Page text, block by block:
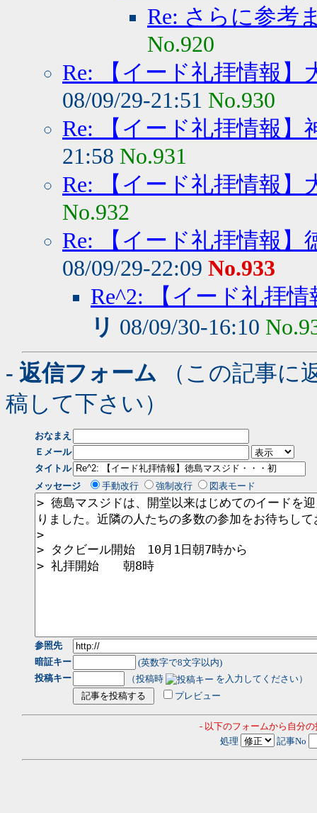
Re: さらに参考
No.920
Re: 【イード礼拝情報】
08/09/29-21:51 No.930
Re: 【イード礼拝情報】
21:58 No.931
Re: 【イード礼拝情報】
No.932
Re: 【イード礼拝情報
08/09/29-22:09 No.933
Re^2: 【イード礼拝
リ 08/09/30-16:10
- 返信フォーム （この記事に
稿して下さい）
おなまえ
Ｅメール
タイトル
メッセージ
手動改行 強制改行 図表モード
参照先
暗証キー
(英数字で8文字以内)
投稿キー
（投稿時
を入力してください）
プレビュー
- 以下のフォームから自分
処理
記事No